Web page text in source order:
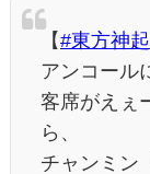
【#東方神起
アンコール
客席がえぇ
ら、
チャンミン